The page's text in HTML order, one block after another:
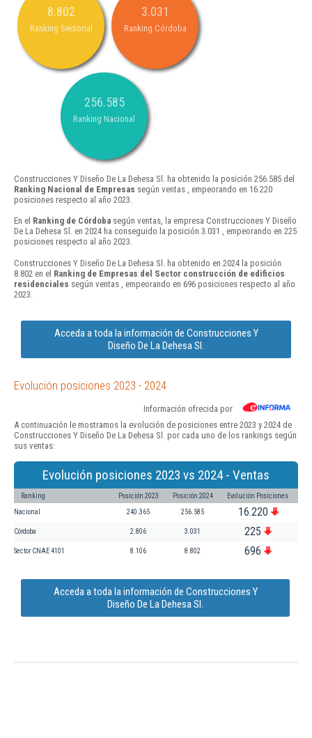
8.802
Ranking Sectorial
3.031
Ranking Córdoba
256.585
Ranking Nacional
Construcciones Y Diseño De La Dehesa Sl. ha obtenido la posición 256.585 del
Ranking Nacional de Empresas según ventas , empeorando en 16.220
posiciones respecto al año 2023.
En el Ranking de Córdoba según ventas, la empresa Construcciones Y Diseño
De La Dehesa Sl. en 2024 ha conseguido la posición 3.031 , empeorando en 225
posiciones respecto al año 2023.
Construcciones Y Diseño De La Dehesa Sl. ha obtenido en 2024 la posición
8.802 en el Ranking de Empresas del Sector construcción de edificios
residenciales según ventas , empeorando en 696 posiciones respecto al año
2023.
Acceda a toda la información de Construcciones Y
Diseño De La Dehesa Sl.
Evolución posiciones 2023 - 2024
Información ofrecida por
A continuación le mostramos la evolución de posiciones entre 2023 y 2024 de
Construcciones Y Diseño De La Dehesa Sl. por cada uno de los rankings según
sus ventas:
Evolución posiciones 2023 vs 2024 - Ventas
Ranking Posición 2023 Posición 2024 Evolución Posiciones
Nacional 240.365 256.585 16.220
Córdoba 2.806 3.031 225
Sector CNAE 4101 8.106 8.802 696
Acceda a toda la información de Construcciones Y
Diseño De La Dehesa Sl.